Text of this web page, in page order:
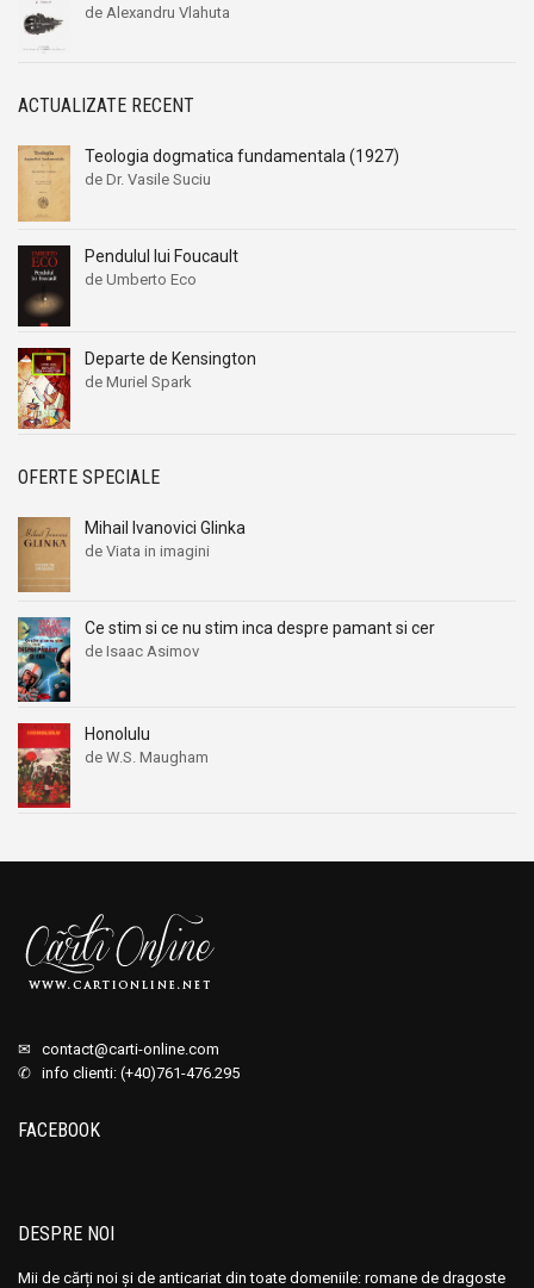
de Alexandru Vlahuta
ACTUALIZATE RECENT
Teologia dogmatica fundamentala (1927)
de Dr. Vasile Suciu
Pendulul lui Foucault
de Umberto Eco
Departe de Kensington
de Muriel Spark
OFERTE SPECIALE
Mihail Ivanovici Glinka
de Viata in imagini
Ce stim si ce nu stim inca despre pamant si cer
de Isaac Asimov
Honolulu
de W.S. Maugham
✉ contact@carti-online.com
✆ info clienti: (+40)761-476.295
FACEBOOK
DESPRE NOI
Mii de cărți noi și de anticariat din toate domeniile: romane de dragoste